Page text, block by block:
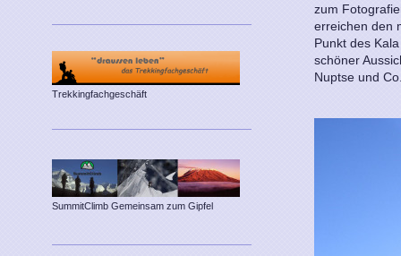
zum
erreichen den
Punkt des
schöner
Nuptse und
Trekkingfachgeschäft
SummitClimb Gemeinsam zum Gipfel